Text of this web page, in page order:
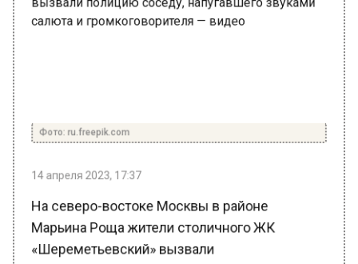
На северо-востоке Москвы в районе
Марьина Роща жители столичного ЖК
«Шереметьевский» вызвали
правоохранителей из-за веселящегося